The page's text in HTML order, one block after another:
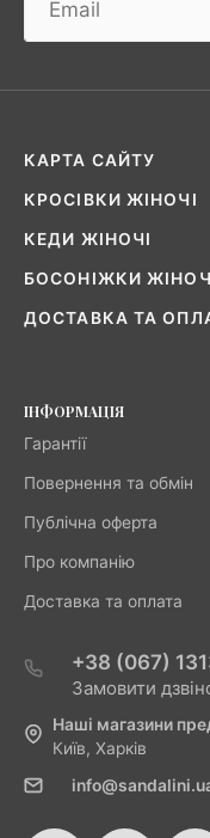
КАРТА САЙТУ
КРОСІВКИ ЖІНОЧІ
КЕДИ ЖІНОЧІ
БОСОНІЖКИ
ДОСТАВКА ТА
ІНФОРМАЦІЯ
Гарантії
Повернення та обмін
Публічна оферта
Про компанію
Доставка та оплата
+38 (067)
Замовити
Наші магазини
Київ, Харків